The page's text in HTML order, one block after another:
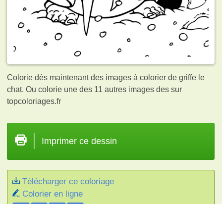
Colorie dès maintenant des images à colorier de griffe le
chat. Ou colorie une des 11 autres images dessur
topcoloriages.fr
Imprimer ce dessin
Télécharger ce coloriage
Colorier en ligne